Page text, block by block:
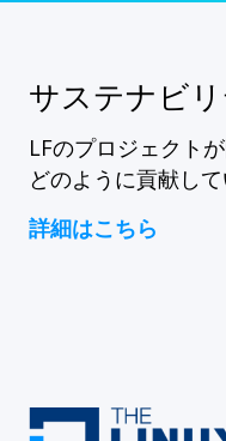
サステナビリ
LFのプロジェクト
どのように貢献し
詳細はこちら